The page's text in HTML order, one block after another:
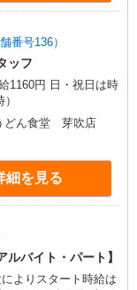
号136）
ッフ
どん食堂 芽吹店
細を見る
バイト・パート】